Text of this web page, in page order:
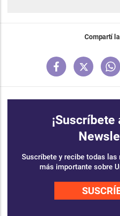
Compartí
¡Suscríbete
Suscríbete y recibe todas
más importante sobre